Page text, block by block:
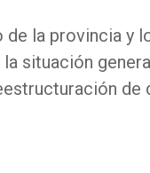
la provincia y
situación
de